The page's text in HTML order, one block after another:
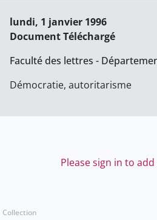
lundi, 1 janvier 1996
Document Téléchargé
Faculté des lettres -
Démocratie, autoritarisme
Please sign in to
Collection